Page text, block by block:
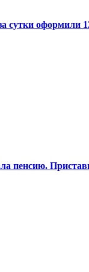
сутки оформили
пенсию.